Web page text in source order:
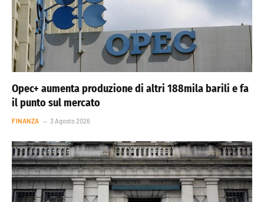
Opec+ aumenta produzione di altri 188mila barili e fa
il punto sul mercato
FINANZA 3 Agosto 2026